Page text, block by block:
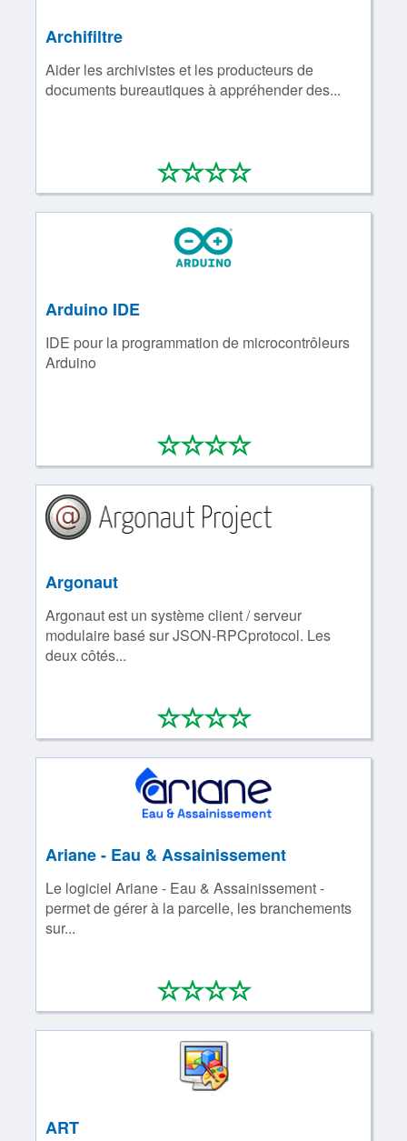
Archifiltre
Aider les archivistes et les producteurs de
documents bureautiques à appréhender des...
****
0/4
Arduino IDE
IDE pour la programmation de microcontrôleurs
Arduino
****
0/4
Argonaut
Argonaut est un système client / serveur
modulaire basé sur JSON-RPCprotocol. Les
deux côtés...
****
0/4
Ariane - Eau & Assainissement
Le logiciel Ariane - Eau & Assainissement -
permet de gérer à la parcelle, les branchements
sur...
****
0/4
ART